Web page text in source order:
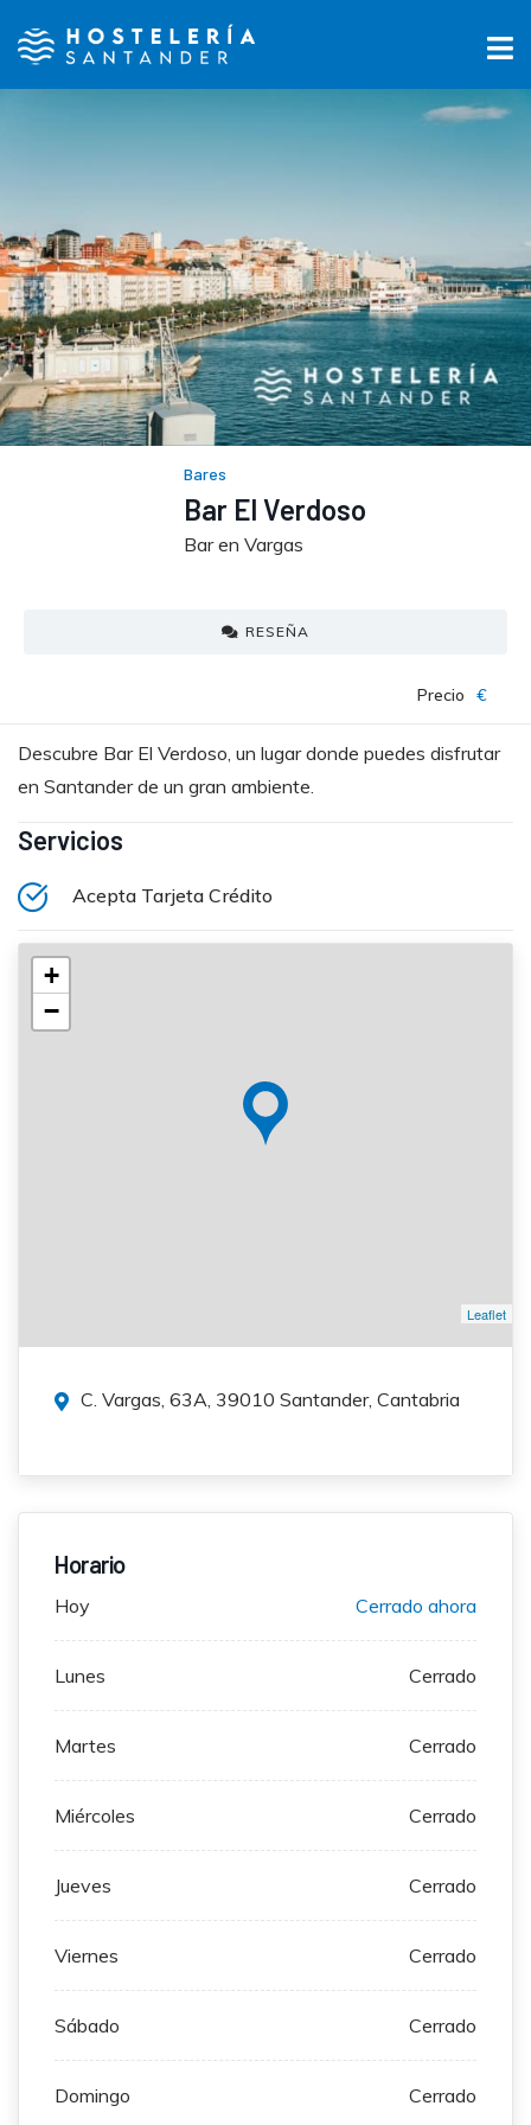
Bares
Bar El Verdoso
Bar en Vargas
RESEÑA
Precio €
Descubre Bar El Verdoso, un lugar donde puedes disfrutar
en Santander de un gran ambiente.
Servicios
Acepta Tarjeta Crédito
+
−
Leaflet
C. Vargas, 63A, 39010 Santander, Cantabria
Horario
Hoy Cerrado ahora
Lunes Cerrado
Martes Cerrado
Miércoles Cerrado
Jueves Cerrado
Viernes Cerrado
Sábado Cerrado
Domingo Cerrado